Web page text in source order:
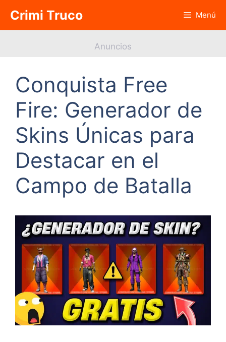
contenido
Crimi Truco Menú
Anuncios
Conquista Free
Fire: Generador de
Skins Únicas para
Destacar en el
Campo de Batalla